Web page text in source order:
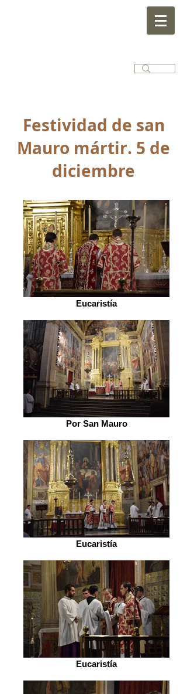
Festividad de san
Mauro mártir. 5 de
diciembre
Eucaristía
Por San Mauro
Eucaristía
Eucaristía